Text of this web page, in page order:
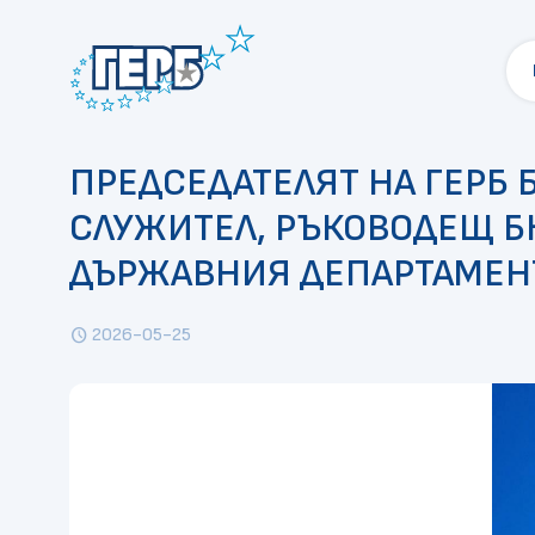
ПРЕДСЕДАТЕЛЯТ НА
СЛУЖИТЕЛ, РЪКОВОДЕЩ
ДЪРЖАВНИЯ
schedule 2026-05-25